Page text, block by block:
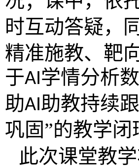
时互动答疑，
精准施教、靶
于AI学情分析
助AI助教持续
巩固”的教学闭
此次课堂教